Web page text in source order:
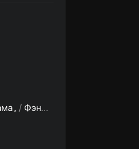
/ Фэнтези